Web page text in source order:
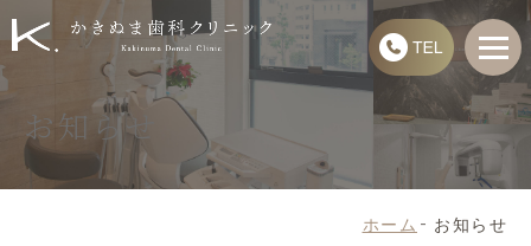
お知らせ
ホーム お知らせ